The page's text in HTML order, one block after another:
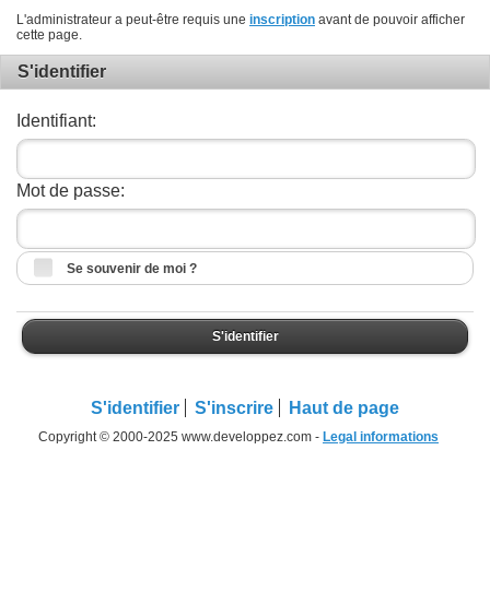
L'administrateur a peut-être requis une inscription avant de pouvoir afficher
cette page.
S'identifier
Identifiant:
Mot de passe:
Se souvenir de moi ?
S'identifier
S'identifier S'inscrire Haut de page
Copyright © 2000-2025 www.developpez.com - Legal informations